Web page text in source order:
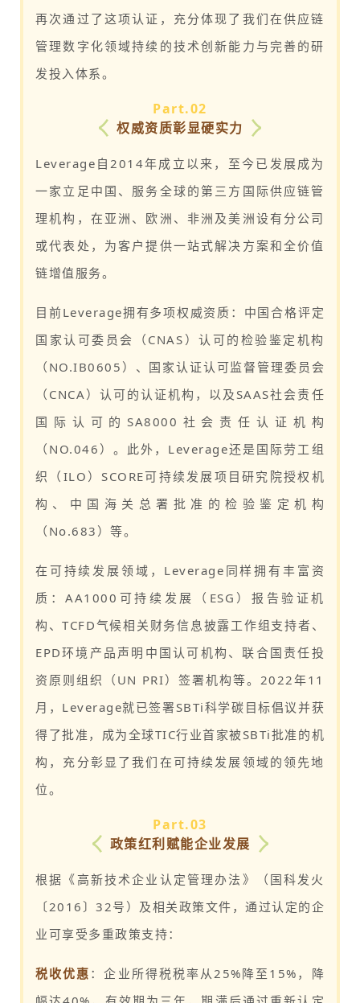
再次通过了这项认证，充分体现了我们在供应链
管理数字化领域持续的技术创新能力与完善的研
发投入体系。
Part.02
权威资质彰显硬实力
Leverage自2014年成立以来，至今已发展成为
一家立足中国、服务全球的第三方国际供应链管
理机构，在亚洲、欧洲、非洲及美洲设有分公司
或代表处，为客户提供一站式解决方案和全价值
链增值服务。
目前Leverage拥有多项权威资质：中国合格评定
国家认可委员会（CNAS）认可的检验鉴定机构
（NO.IB0605）、国家认证认可监督管理委员会
（CNCA）认可的认证机构，以及SAAS社会责任
国际认可的SA8000社会责任认证机构
（NO.046）。此外，Leverage还是国际劳工组
织（ILO）SCORE可持续发展项目研究院授权机
构、中国海关总署批准的检验鉴定机构
（No.683）等。
在可持续发展领域，Leverage同样拥有丰富资
质：AA1000可持续发展（ESG）报告验证机
构、TCFD气候相关财务信息披露工作组支持者、
EPD环境产品声明中国认可机构、联合国责任投
资原则组织（UN PRI）签署机构等。2022年11
月，Leverage就已签署SBTi科学碳目标倡议并获
得了批准，成为全球TIC行业首家被SBTi批准的机
构，充分彰显了我们在可持续发展领域的领先地
位。
Part.03
政策红利赋能企业发展
根据《高新技术企业认定管理办法》（国科发火
〔2016〕32号）及相关政策文件，通过认定的企
业可享受多重政策支持：
税收优惠 ：企业所得税税率从25%降至15%，降